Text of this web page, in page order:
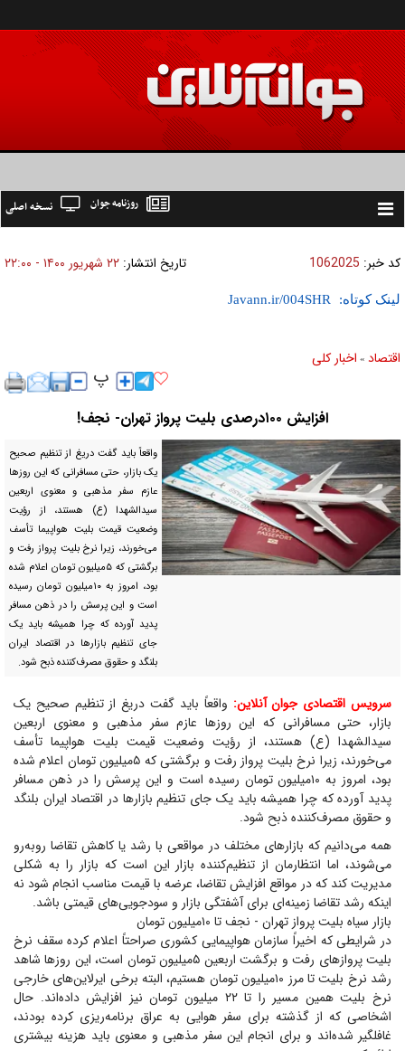
Toggle
نسخه اصلی روزنامه جوان
کد خبر: 1062025 تاریخ انتشار: ۲۲ شهريور ۱۴۰۰ - ۲۲:۰۰
لینک کوتاه:
اقتصاد » اخبار کلی
افزایش ۱۰۰‌درصدی بلیت پرواز تهران- نجف!
واقعاً باید گفت دریغ از تنظیم صحیح
یک بازار، حتی مسافرانی که این روز‌ها
عازم سفر مذهبی و معنوی اربعین
سیدالشهدا (ع) هستند، از رؤیت
وضعیت قیمت بلیت هواپیما تأسف
می‌خورند، زیرا نرخ بلیت پرواز رفت و
برگشتی که ۵‌میلیون تومان اعلام شده
بود، امروز به ۱۰‌میلیون تومان رسیده
است و این پرسش را در ذهن مسافر
پدید آورده که چرا همیشه باید یک
جای تنظیم بازار‌ها در اقتصاد ایران
بلنگد و حقوق مصرف‌کننده ذبح شود.
سرویس اقتصادی جوان آنلاین: واقعاً باید گفت دریغ از تنظیم صحیح یک
بازار، حتی مسافرانی که این روز‌ها عازم سفر مذهبی و معنوی اربعین
سیدالشهدا (ع) هستند، از رؤیت وضعیت قیمت بلیت هواپیما تأسف
می‌خورند، زیرا نرخ بلیت پرواز رفت و برگشتی که ۵‌میلیون تومان اعلام شده
بود، امروز به ۱۰‌میلیون تومان رسیده است و این پرسش را در ذهن مسافر
پدید آورده که چرا همیشه باید یک جای تنظیم بازار‌ها در اقتصاد ایران بلنگد
و حقوق مصرف‌کننده ذبح شود.
همه می‌دانیم که بازار‌های مختلف در مواقعی با رشد یا کاهش تقاضا روبه‌رو
می‌شوند، اما انتظارمان از تنظیم‌کننده بازار این است که بازار را به شکلی
مدیریت کند که در مواقع افزایش تقاضا، عرضه با قیمت مناسب انجام شود نه
اینکه رشد تقاضا زمینه‌ای برای آشفتگی بازار و سودجویی‌های قیمتی باشد.
بازار سیاه بلیت پرواز تهران - نجف تا ۱۰‌میلیون تومان
در شرایطی که اخیراً سازمان هواپیمایی کشوری صراحتاً اعلام کرده سقف نرخ
بلیت پرواز‌های رفت و برگشت اربعین ۵‌میلیون تومان است، این روز‌ها شاهد
رشد نرخ بلیت تا مرز ۱۰‌میلیون تومان هستیم، البته برخی ایرلاین‌های خارجی
نرخ بلیت همین مسیر را تا ۲۲ میلیون تومان نیز افزایش داده‌اند. حال
اشخاصی که از گذشته برای سفر هوایی به عراق برنامه‌ریزی کرده بودند،
غافلگیر شده‌اند و برای انجام این سفر مذهبی و معنوی باید هزینه بیشتری